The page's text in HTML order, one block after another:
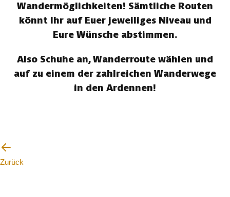
Wandermöglichkeiten! Sämtliche Routen
könnt Ihr auf Euer jeweiliges Niveau und
Eure Wünsche abstimmen.
Also Schuhe an, Wanderroute wählen und
auf zu einem der zahlreichen Wanderwege
in den Ardennen!
Zurück